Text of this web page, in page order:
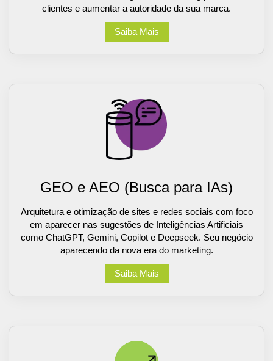
clientes e aumentar a autoridade da sua marca.
Saiba Mais
GEO e AEO (Busca para IAs)
Arquitetura e otimização de sites e redes sociais com foco
em aparecer nas sugestões de Inteligências Artificiais
como ChatGPT, Gemini, Copilot e Deepseek. Seu negócio
aparecendo da nova era do marketing.
Saiba Mais